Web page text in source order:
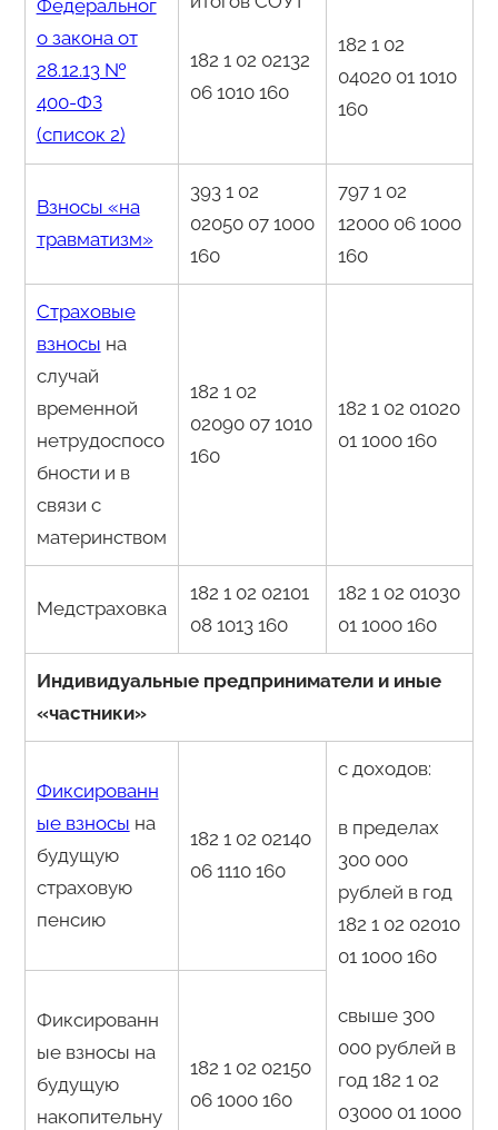
Федеральног
о закона от
28.12.13 №
400-ФЗ
(список 2)
182 1 02 02132
06 1010 160
182 1 02
04020 01 1010
160
Взносы «на
травматизм»
393 1 02
02050 07 1000
160
797 1 02
12000 06 1000
160
Страховые
взносы на
случай
временной
нетрудоспосо
бности и в
связи с
материнством
182 1 02
02090 07 1010
160
182 1 02 01020
01 1000 160
Медстраховка
182 1 02 02101
08 1013 160
182 1 02 01030
01 1000 160
Индивидуальные предприниматели и иные
«частники»
Фиксированн
ые взносы на
будущую
страховую
пенсию
182 1 02 02140
06 1110 160
с доходов:
в пределах
300 000
рублей в год
182 1 02 02010
01 1000 160
свыше 300
000 рублей в
год 182 1 02
03000 01 1000
Фиксированн
ые взносы на
будущую
накопительну
182 1 02 02150
06 1000 160